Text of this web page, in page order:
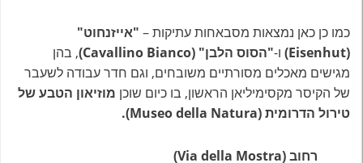
כמו כן כאן נמצאות מסבאחות עתיקות – "אייזנחוט"
(Eisenhut)
ו-"הסוס הלבן" (Cavallino Bianco)
, בהן
מגישים מאכלים מסורתיים משובחים, וגם חדר עבודה לשעבר
של הקיסר מקסימיליאן הראשון, בו כיום שוכן מוזיאון הטבע של
טירול הדרומית (Museo della Natura).
רחוב (Via della Mostra)